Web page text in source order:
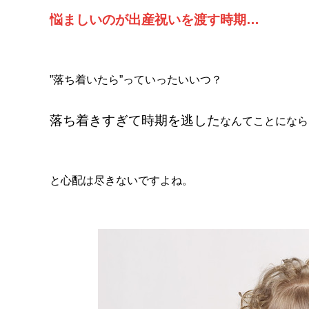
悩ましいのが出産祝いを渡す時期…
”落ち着いたら”っていったいいつ？
落ち着きすぎて時期を逃したなんてことにな
と心配は尽きないですよね。